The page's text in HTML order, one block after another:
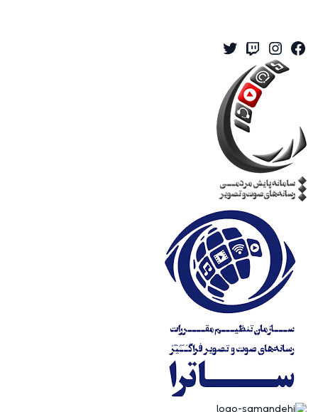
Facebook
Instagram
Twitch
Twitter